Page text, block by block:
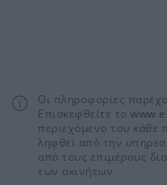
Οι πληροφορίες
Επισκεφθείτε το
περιεχόμενο του κάθε
ληφθεί από την
από τους επιμέρους
των ακινήτων